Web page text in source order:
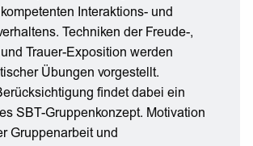
Interaktions- und
Techniken der Freude-,
Trauer-Exposition werden
Übungen vorgestellt.
findet dabei ein
SBT-Gruppenkonzept. Motivation
Gruppenarbeit und